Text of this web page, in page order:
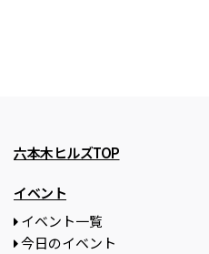
六本木ヒルズTOP
イベント
イベント一覧
今日のイベント